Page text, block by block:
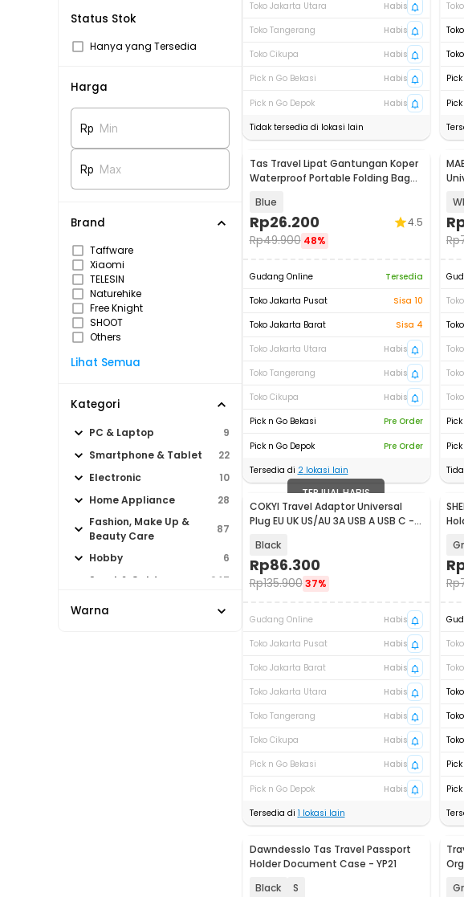
Status Stok
Hanya yang Tersedia
Harga
Rp Min
Rp Max
Brand
Taffware
Xiaomi
TELESIN
Naturehike
Free Knight
SHOOT
Others
Lihat Semua
Kategori
PC & Laptop
9
Smartphone & Tablet
22
Electronic
10
Home Appliance
28
Fashion, Make Up &
Beauty Care
87
Hobby
6
Sport & Outdoor
247
Warna
Toko Jakarta Utara
Habis
Toko Tangerang
Habis
Toko Cikupa
Habis
Pick n Go Bekasi
Habis
Pick n Go Depok
Habis
Tidak tersedia di lokasi lain
Tas Travel Lipat Gantungan Koper
Waterproof Portable Folding Bag
Blue
Rp26.200
Rp49.900 48%
4.5
Gudang Online
Tersedia
Toko Jakarta Pusat
Sisa 10
Toko Jakarta Barat
Sisa 4
Toko Jakarta Utara
Habis
Toko Tangerang
Habis
Toko Cikupa
Habis
Pick n Go Bekasi
Pre Order
Pick n Go Depok
Pre Order
Tersedia di 2lokasi lain
Rp
TERJUAL HABIS
COKYI Travel Adaptor Universal
Plug EU UK US/AU 3A USB A USB C -
Black
Rp86.300
Rp135.900 37%
Gudang Online
Habis
Toko Jakarta Pusat
Habis
Toko Jakarta Barat
Habis
Toko Jakarta Utara
Habis
Toko Tangerang
Habis
Toko Cikupa
Habis
Pick n Go Bekasi
Habis
Pick n Go Depok
Habis
Tersedia di 1 lokasi lain
Rp
Dawndesslo Tas Travel Passport
Holder Document Case - YP21
Black
S